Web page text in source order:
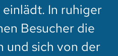
In ruhiger
Besucher die
und sich von der